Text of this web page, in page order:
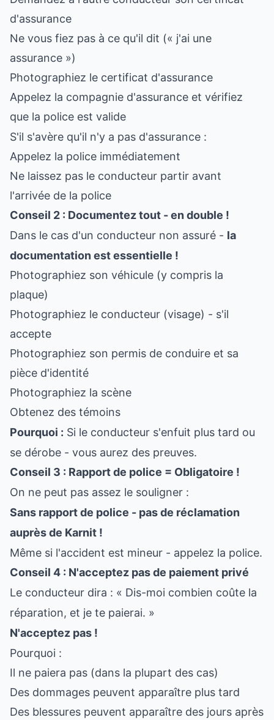
d'assurance
Ne vous fiez pas à ce qu'il dit (« j'ai une
assurance »)
Photographiez le certificat d'assurance
Appelez la compagnie d'assurance et vérifiez
que la police est valide
S'il s'avère qu'il n'y a pas d'assurance :
Appelez la police immédiatement
Ne laissez pas le conducteur partir avant
l'arrivée de la police
Conseil 2 : Documentez tout - en double !
Dans le cas d'un conducteur non assuré - la
documentation est essentielle !
Photographiez son véhicule (y compris la
plaque)
Photographiez le conducteur (visage) - s'il
accepte
Photographiez son permis de conduire et sa
pièce d'identité
Photographiez la scène
Obtenez des témoins
Pourquoi : Si le conducteur s'enfuit plus tard ou
se dérobe - vous aurez des preuves.
Conseil 3 : Rapport de police = Obligatoire !
On ne peut pas assez le souligner :
Sans rapport de police - pas de réclamation
auprès de Karnit !
Même si l'accident est mineur - appelez la police.
Conseil 4 : N'acceptez pas de paiement privé
Le conducteur dira : « Dis-moi combien coûte la
réparation, et je te paierai. »
N'acceptez pas !
Pourquoi :
Il ne paiera pas (dans la plupart des cas)
Des dommages peuvent apparaître plus tard
Des blessures peuvent apparaître des jours après